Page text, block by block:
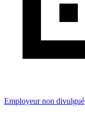
Employeur non divulgué